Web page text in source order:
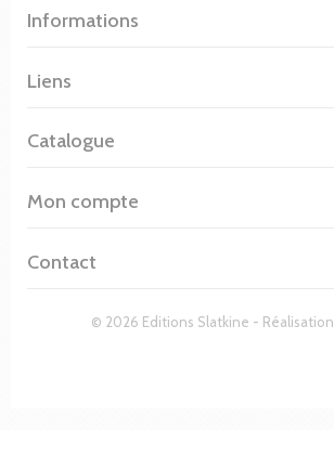
Informations
© 2026 Editions Slatkine - Réalisation
Liens
Catalogue
Mon compte
Contact